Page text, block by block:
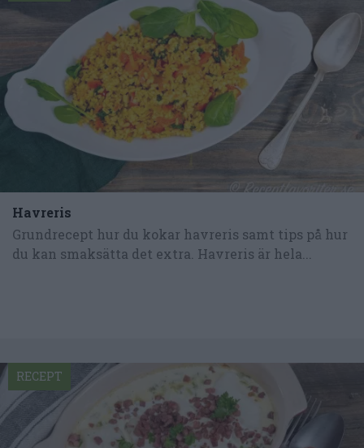
Havreris
Grundrecept hur du kokar havreris samt tips på hur
du kan smaksätta det extra. Havreris är hela...
RECEPT